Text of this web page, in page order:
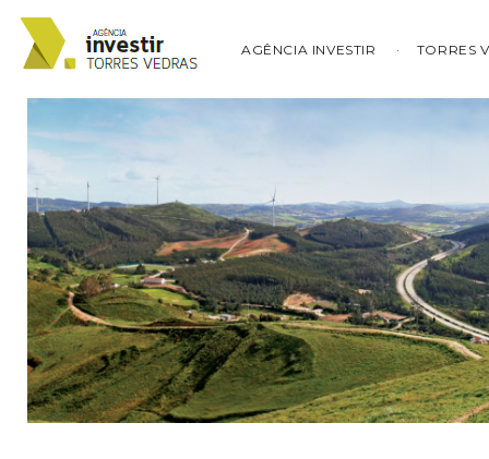
AGÊNCIA INVESTIR TORRES